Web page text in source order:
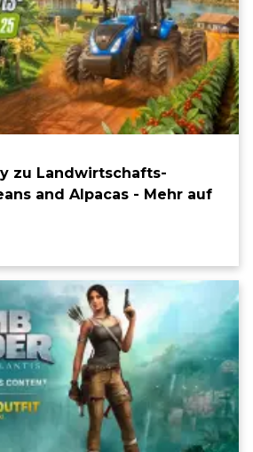
zu Landwirtschafts-
and Alpacas - Mehr auf